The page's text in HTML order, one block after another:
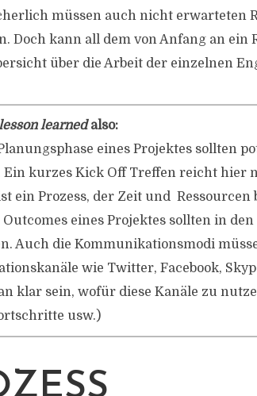
müssen auch nicht erwarteten
Doch kann all dem von Anfang an ein
über die Arbeit der einzelnen
learnedalso:
eines Projektes sollten
Ein kurzes Kick Off Treffen reicht hier
ein Prozess, der Zeit und Ressourcen
eines Projektes sollten in den
Auch die Kommunikationsmodi
wie Twitter, Facebook,
klar sein, wofür diese Kanäle zu
usw.)